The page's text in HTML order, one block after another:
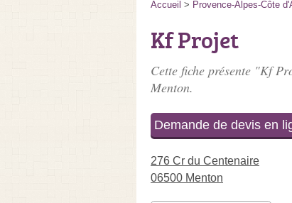
Accueil > Provence-Alpes-Côte
Kf Projet
Cette fiche présente "Kf
Menton.
Demande de devis en
276 Cr du Centenaire
06500 Menton